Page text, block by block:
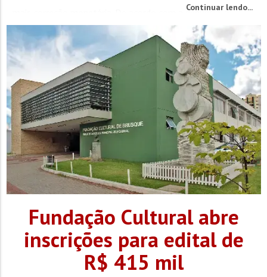
mais correção monetária. De acordo com a denúncia, a...
Continuar lendo...
Fundação Cultural abre
inscrições para edital de
R$ 415 mil